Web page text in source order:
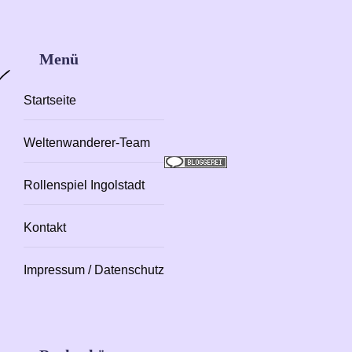
Menü
Startseite
Weltenwanderer-Team
Rollenspiel Ingolstadt
Kontakt
Impressum / Datenschutz